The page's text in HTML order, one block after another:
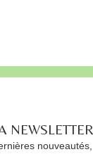
NEWSLETTER
nouveautés,